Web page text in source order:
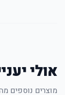
אולי
מוצרים נוספים